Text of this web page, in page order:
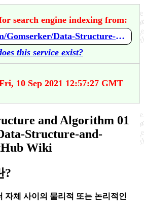
search engine indexing from:
https://github.com/Gomserker/Data-Structure-and-Algorithm/wiki/Basic-Data-Structure-and-Algorithm---01
this service exist?
10 Sep 2021 12:57:27 GMT
and Algorithm 01
Structure-and-
Wiki
?
자체 사이의 물리적 또는 논리적인